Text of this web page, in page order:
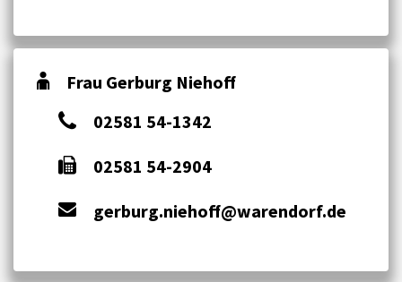
Frau Gerburg Niehoff
02581 54-1342
02581 54-2904
gerburg.niehoff@warendorf.de